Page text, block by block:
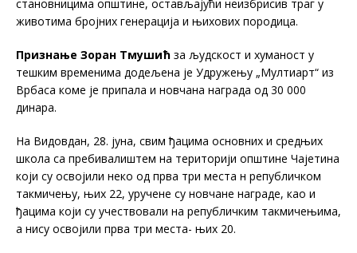
становницима општине, остављајући неизбрисив траг у
животима бројних генерација и њихових породица.
Признање Зоран Тмушић за људскост и хуманост у
тешким временима додељена је Удружењу „Мултиарт“ из
Врбаса коме је припала и новчана награда од 30 000
динара.
На Видовдан, 28. јуна, свим ђацима основних и средњих
школа са пребивалиштем на територији општине Чаjетина
који су освојили неко од прва три места н републичком
такмичењу, њих 22, уручене су новчане награде, као и
ђацима који су учествовали на републичким такмичењима,
а нису освојили прва три места- њих 20.